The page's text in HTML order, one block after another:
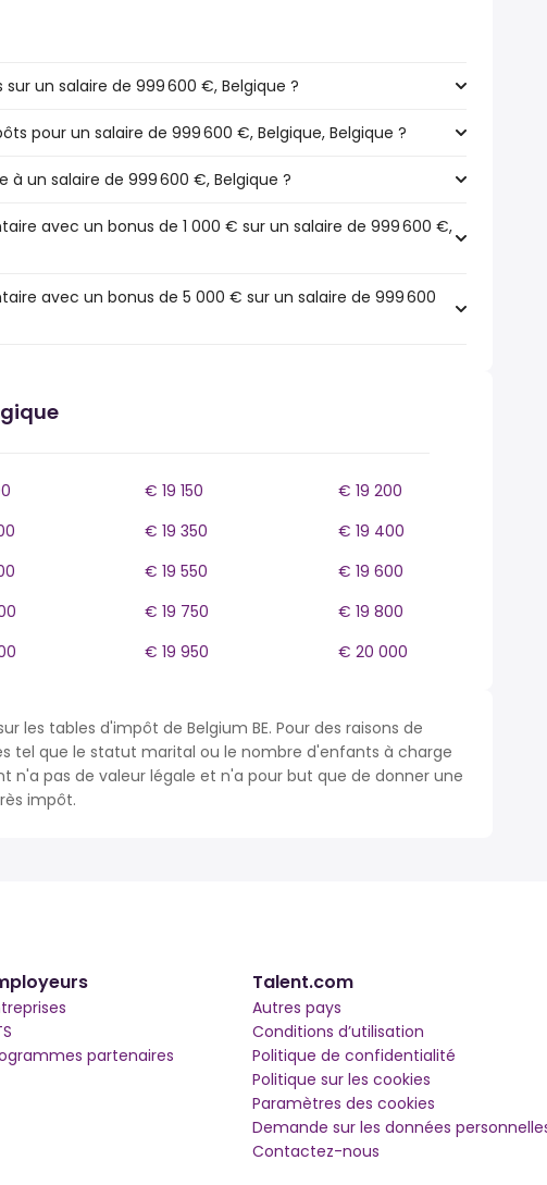
un salaire de 999 600 €, Belgique ?
pour un salaire de 999 600 €, Belgique, Belgique ?
à un salaire de 999 600 €, Belgique ?
avec un bonus de 1 000 € sur un salaire de 999 600 €,
avec un bonus de 5 000 € sur un salaire de 999 600
€ 19 150
€ 19 200
€ 19 350
€ 19 400
€ 19 550
€ 19 600
€ 19 750
€ 19 800
€ 19 950 € 20 000
les tables d'impôt de Belgium BE. Pour des raisons de
tel que le statut marital ou le nombre d'enfants à charge
n'a pas de valeur légale et n'a pour but que de donner une
impôt.
partenaires
Talent.com
Autres pays
Conditions d’utilisation
Politique de confidentialité
Politique sur les cookies
Paramètres des cookies
Demande sur les données
Contactez-nous